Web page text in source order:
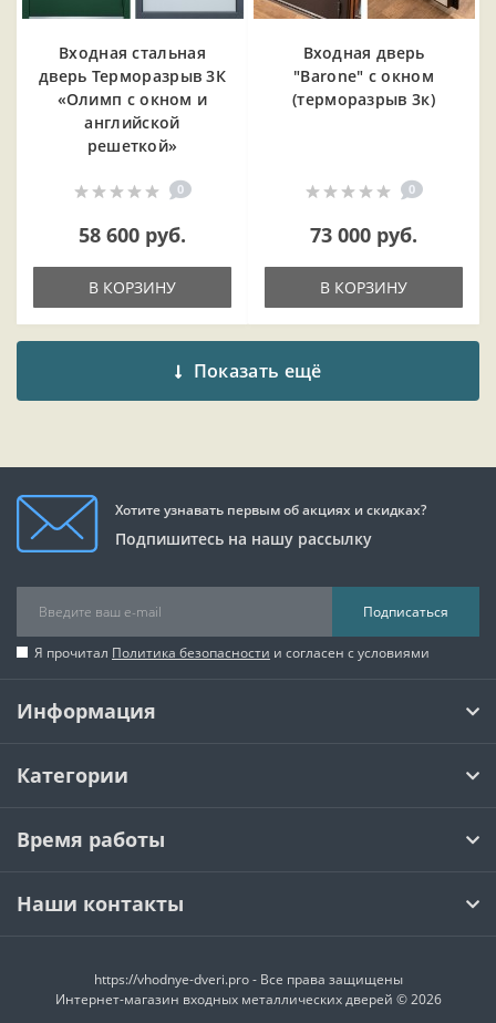
Входная cтальная
дверь Терморазрыв 3К
«Олимп с окном и
английской
решеткой»
0
58 600 руб.
В КОРЗИНУ
Входная дверь
"Barone" с окном
(терморазрыв 3к)
0
73 000 руб.
В КОРЗИНУ
Показать ещё
Хотите узнавать первым об акциях и скидках?
Подпишитесь на нашу рассылку
Подписаться
Я прочитал Политика безопасности и согласен с условиями
Информация
Категории
Время работы
Наши контакты
https://vhodnye-dveri.pro - Все права защищены
Интернет-магазин входных металлических дверей © 2026